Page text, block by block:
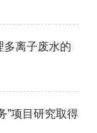
多离子废水的
”项目研究取得